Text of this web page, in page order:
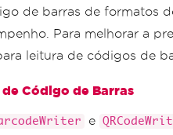
de barras de formatos
Para melhorar a
leitura de códigos de
de Código de Barras
e